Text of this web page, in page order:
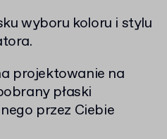
wyboru koloru i stylu
projektowanie na
płaski
przez Ciebie